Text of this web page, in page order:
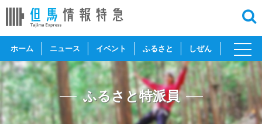
ホーム ニュース イベント ふるさと しぜん
toggle
ふるさと特派員